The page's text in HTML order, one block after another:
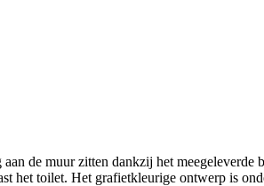
de muur zitten dankzij het meegeleverde
het toilet. Het grafietkleurige ontwerp is